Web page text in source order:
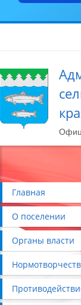
Главная
О поселении
Органы власти